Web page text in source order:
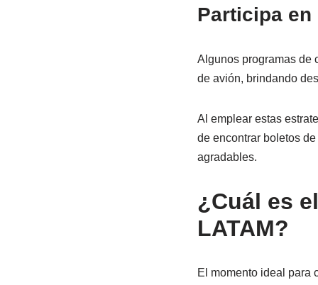
Participa
Algunos programas de
de avión, brindando
Al emplear estas
de encontrar boletos
agradables.
¿Cuál es
LATAM?
El momento ideal para